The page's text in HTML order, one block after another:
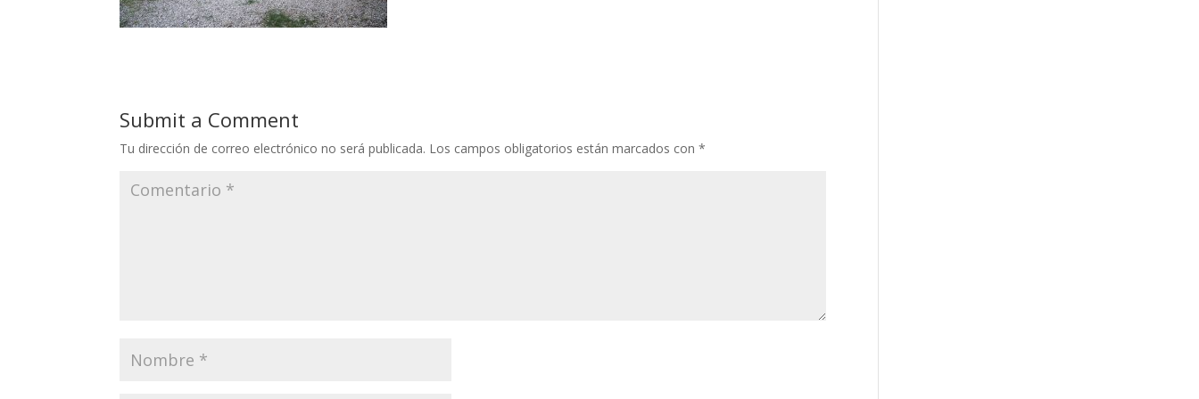
Submit a Comment
Tu dirección de correo electrónico no será publicada. Los campos obligatorios están marcados con*